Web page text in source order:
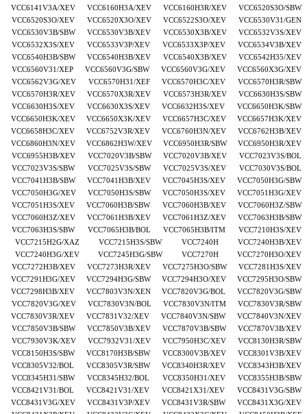
VCC6141V3A/XEV VCC6160H3A/XEV VCC6160H3R/XEV VCC6520S3O/SBW
VCC6520S3O/XEV VCC6520X3O/XEV VCC6522S3O/XEV VCC6530V31/GEN
VCC6530V3B/SBW VCC6530V3B/XEV VCC6530X3B/XEV VCC6532V3S/XEV
VCC6532X3S/XEV VCC6533V3P/XEV VCC6533X3P/XEV VCC6534V3B/XEV
VCC6540H3B/SBW VCC6540H3B/XEV VCC6540X3B/XEV VCC6542H35/XEV
VCC6560V31/XEP VCC6560V3G/SBW VCC6560V3G/XEV VCC6560X3G/XEV
VCC6562V3G/XEV VCC6570H31/XEF VCC6570H3C/XEV VCC6570H3R/SBW
VCC6570H3R/XEV VCC6570X3R/XEV VCC6573H3R/XEV VCC6630H3S/SBW
VCC6630H3S/XEV VCC6630X3S/XEV VCC6632H3S/XEV VCC6650H3K/SBW
VCC6650H3K/XEV VCC6650X3K/XEV VCC6657H3C/XEV VCC6657H3K/XEV
VCC6658H3C/XEV VCC6752V3R/XEV VCC6760H3N/XEV VCC6762H3B/XEV
VCC6860H3N/XEV VCC6862H3W/XEV VCC6950H3R/SBW VCC6950H3R/XEV
VCC6955H3B/XEV VCC7020V3B/SBW VCC7020V3B/XEV VCC7023V3S/BOL
VCC7023V3S/SBW VCC7025V3S/SBW VCC7025V3S/XEV VCC7030V3S/BOL
VCC7041H3B/SBW VCC7041H3B/XEV VCC7045H3S/XEV VCC7050H3G/SBW
VCC7050H3G/XEV VCC7050H3S/SBW VCC7050H3S/XEV VCC7051H3G/XEV
VCC7051H3S/XEV VCC7060H3B/SBW VCC7060H3B/XEV VCC7060H3Z/SBW
VCC7060H3Z/XEV VCC7061H3B/XEV VCC7061H3Z/XEV VCC7063H3B/SBW
VCC7063H3S/SBW VCC7065H3B/BOL VCC7065H3B/ITM VCC7210H3S/XEV
VCC7215H2G/XAZ VCC7215H3S/SBW VCC7240H VCC7240H3B/XEV
VCC7240H3G/XEV VCC7245H3G/SBW VCC7270H VCC7270H3O/XEV
VCC7272H3B/XEV VCC7273H3R/XEV VCC7275H3O/SBW VCC7281H3S/XEV
VCC7291H3G/XEV VCC7294H3G/SBW VCC7294H3O/XEV VCC7295H3O/SBW
VCC7298H3B/XEV VCC7803V3N/XEN VCC7820V3G/BOL VCC7820V3G/SBW
VCC7820V3G/XEV VCC7830V3N/BOL VCC7830V3N/ITM VCC7830V3R/SBW
VCC7830V3R/XEV VCC7831V32/XEV VCC7840V3N/SBW VCC7840V3N/XEV
VCC7850V3B/SBW VCC7850V3B/XEV VCC7870V3B/SBW VCC7870V3B/XEV
VCC7930V3K/XEV VCC7932V31/XEV VCC7950H3C/XEV VCC8130H3R/SBW
VCC8150H3S/SBW VCC8170H3B/SBW VCC8300V3B/XEV VCC8301V3B/XEV
VCC8305V32/BOL VCC8305V3R/SBW VCC8340H3R/XEV VCC8343H3B/XEV
VCC8345H31/SBW VCC8345H32/BOL VCC8350H31/XEV VCC8355H3B/SBW
VCC8421V31/BOL VCC8421V31/XEV VCC8421X31/XEV VCC8431V3G/SBW
VCC8431V3G/XEV VCC8431V3P/XEV VCC8431V3R/SBW VCC8431X3G/XEV